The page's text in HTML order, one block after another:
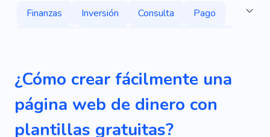
Finanzas Inversión Consulta
Pago
Banco
Financiar Prestador
Préstamo
Pericia
Financiar
Inversor
Dinero Electrónico
Móvil Comercial
¿Cómo crear fácilmente una
página web de dinero con
plantillas gratuitas?